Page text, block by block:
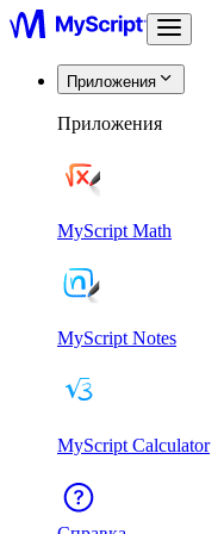
Приложения
Приложения
MyScript Math
MyScript Notes
MyScript Calculator